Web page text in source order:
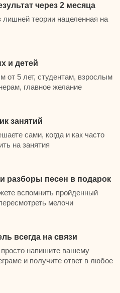
через 2 месяца
лишней теории нацеленная на
и детей
от 5 лет, студентам, взрослым
главное желание
занятий
сами, когда и как часто
на занятия
разборы песен в подарок
вспомнить пройденный
мелочи
всегда на связи
напишите вашему
и получите ответ в любое